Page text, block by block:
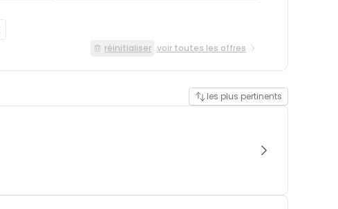
réinitialiser voir toutes les offres
les plus pertinents